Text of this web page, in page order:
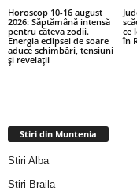
Horoscop 10-16 august
2026: Săptămână intensă
pentru câteva zodii.
Energia eclipsei de soare
aduce schimbări, tensiuni
și revelații
ce
în
Stiri din Muntenia
Stiri Alba
Stiri Braila